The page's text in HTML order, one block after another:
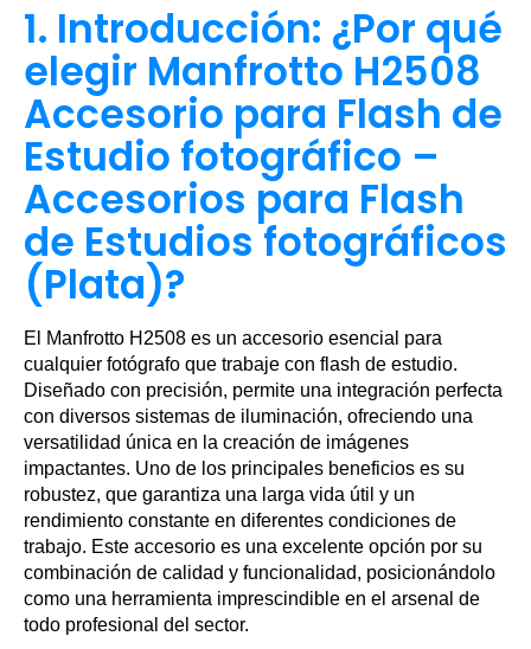
1. Introducción: ¿Por qué
elegir Manfrotto H2508
Accesorio para Flash de
Estudio fotográfico –
Accesorios para Flash
de Estudios fotográficos
(Plata)?
El Manfrotto H2508 es un accesorio esencial para
cualquier fotógrafo que trabaje con flash de estudio.
Diseñado con precisión, permite una integración perfecta
con diversos sistemas de iluminación, ofreciendo una
versatilidad única en la creación de imágenes
impactantes. Uno de los principales beneficios es su
robustez, que garantiza una larga vida útil y un
rendimiento constante en diferentes condiciones de
trabajo. Este accesorio es una excelente opción por su
combinación de calidad y funcionalidad, posicionándolo
como una herramienta imprescindible en el arsenal de
todo profesional del sector.